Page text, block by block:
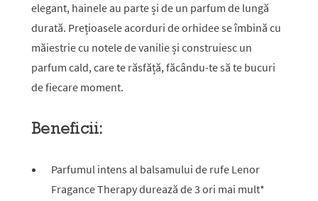
elegant, hainele au parte și de un parfum de lungă
durată. Prețioasele acorduri de orhidee se îmbină cu
măiestrie cu notele de vanilie și construiesc un
parfum cald, care te răsfăță, făcându-te să te bucuri
de fiecare moment.
Beneficii:
Parfumul intens al balsamului de rufe Lenor
Fragance Therapy durează de 3 ori mai mult*